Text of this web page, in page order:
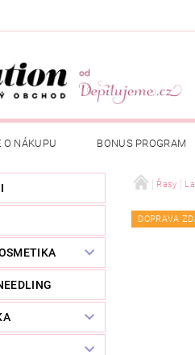
O NÁKUPU BONUS PROGRAM
Řasy
DOPRAVA